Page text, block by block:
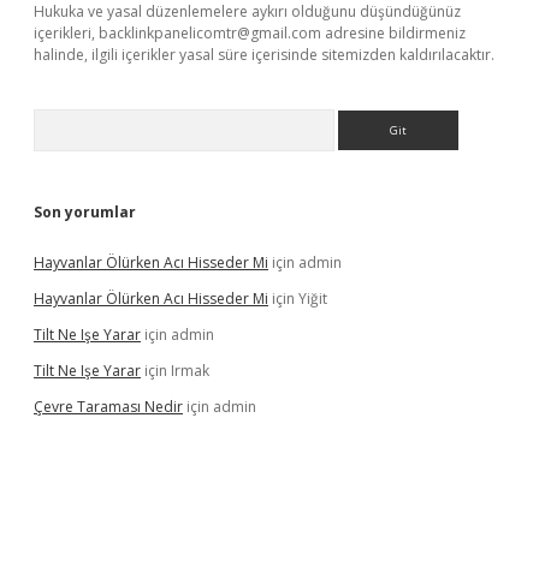
Hukuka ve yasal düzenlemelere aykırı olduğunu düşündüğünüz
içerikleri, backlinkpanelicomtr@gmail.com adresine bildirmeniz
halinde, ilgili içerikler yasal süre içerisinde sitemizden kaldırılacaktır.
Son yorumlar
Hayvanlar Ölürken Acı Hisseder Mi için admin
Hayvanlar Ölürken Acı Hisseder Mi için Yiğit
Tilt Ne Işe Yarar için admin
Tilt Ne Işe Yarar için Irmak
Çevre Taraması Nedir için admin